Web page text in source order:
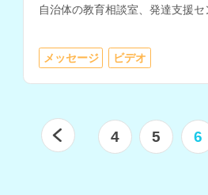
自治体の教育相談室、発達支援
経験をお持ちで、スクールソー
ングケアラー支援にも従事されて
メッセージ ビデオ
4 5 6